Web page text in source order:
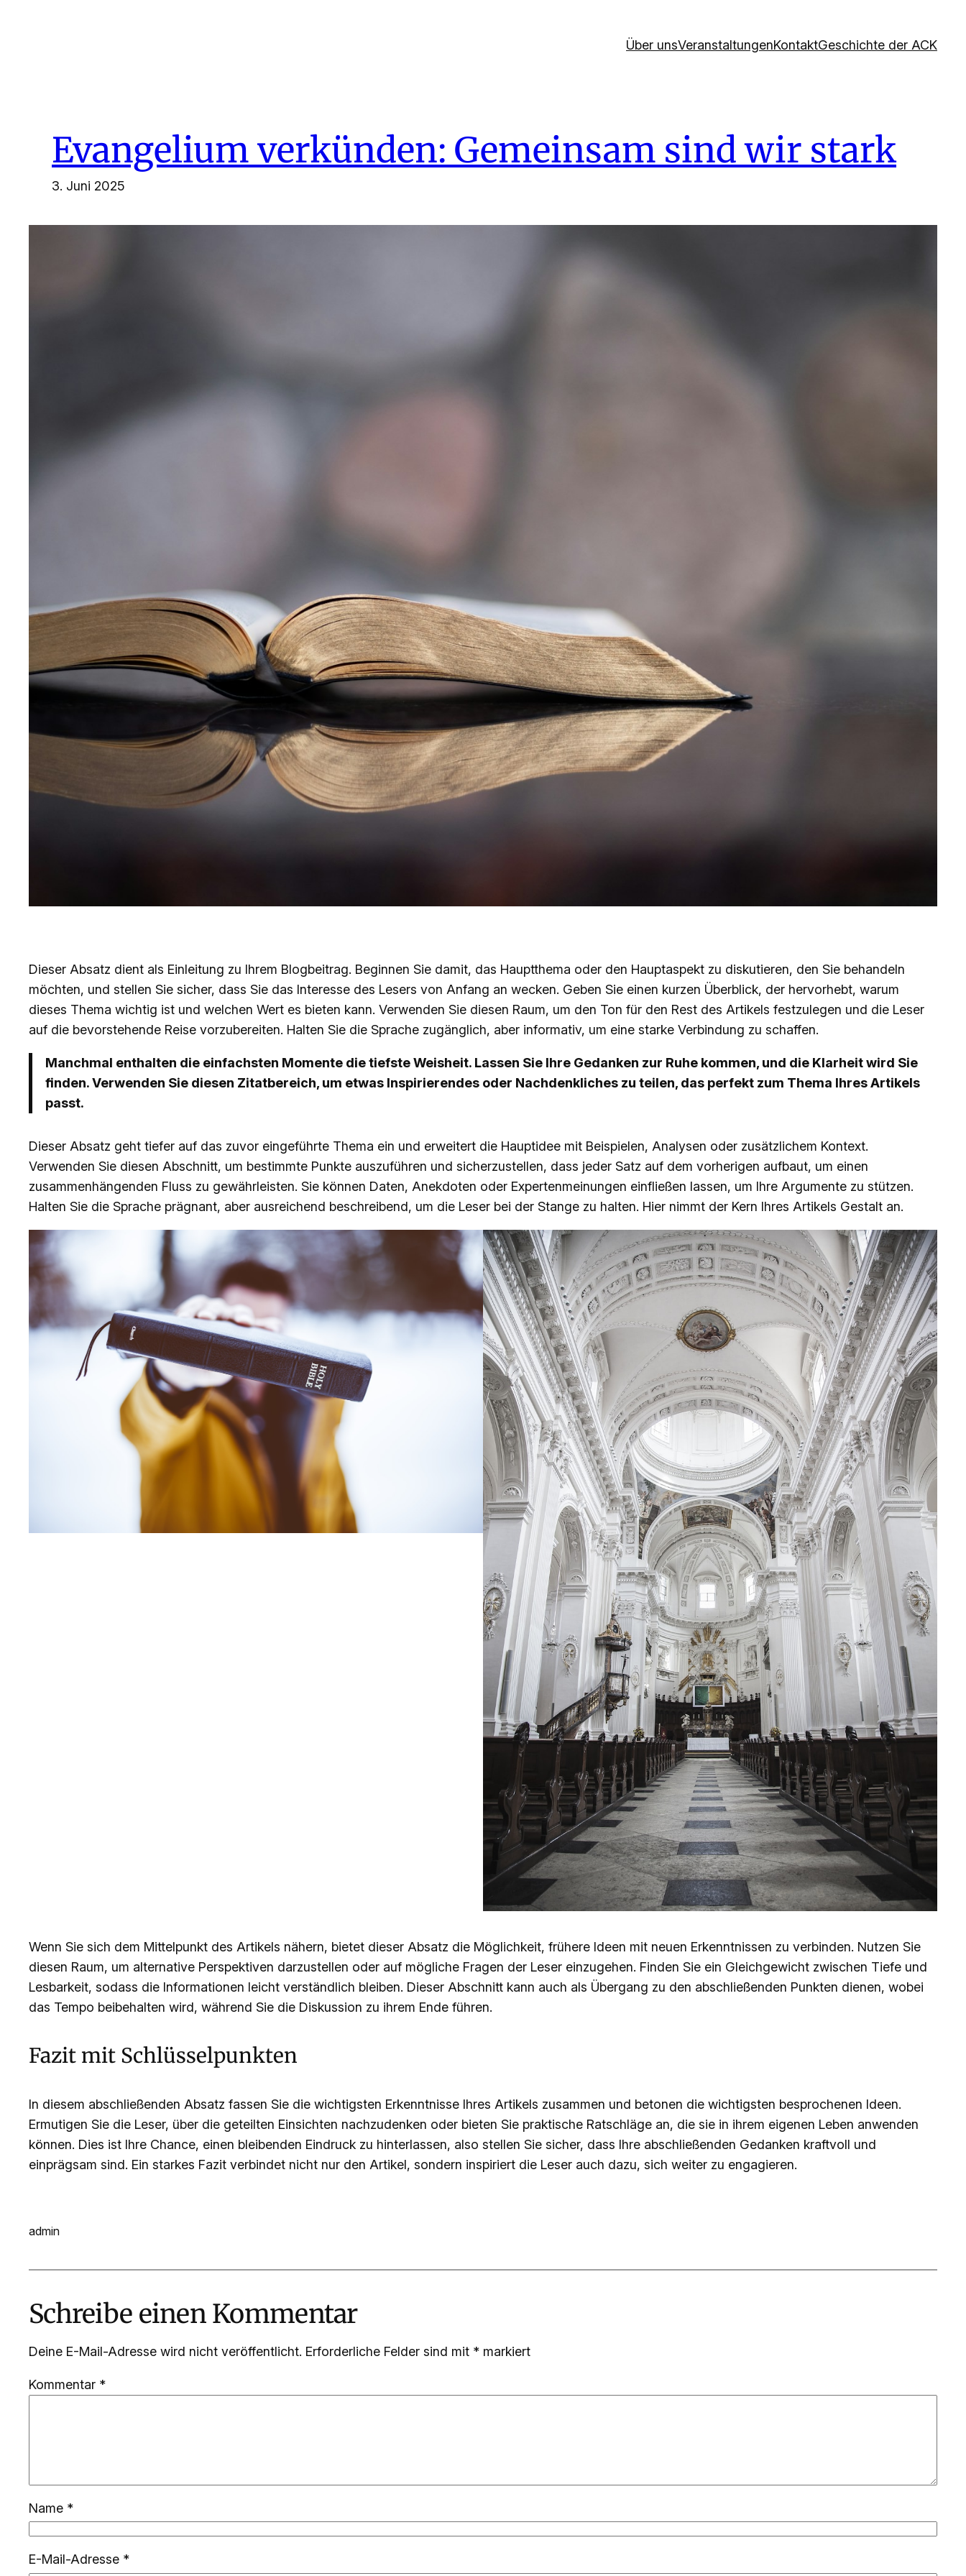
Über unsVeranstaltungenKontaktGeschichte der ACK
Evangelium verkünden: Gemeinsam sind wir stark
3. Juni 2025
Dieser Absatz dient als Einleitung zu Ihrem Blogbeitrag. Beginnen Sie damit, das Hauptthema oder den Hauptaspekt zu diskutieren, den Sie behandeln
möchten, und stellen Sie sicher, dass Sie das Interesse des Lesers von Anfang an wecken. Geben Sie einen kurzen Überblick, der hervorhebt, warum
dieses Thema wichtig ist und welchen Wert es bieten kann. Verwenden Sie diesen Raum, um den Ton für den Rest des Artikels festzulegen und die Leser
auf die bevorstehende Reise vorzubereiten. Halten Sie die Sprache zugänglich, aber informativ, um eine starke Verbindung zu schaffen.
Manchmal enthalten die einfachsten Momente die tiefste Weisheit. Lassen Sie Ihre Gedanken zur Ruhe kommen, und die Klarheit wird Sie
finden. Verwenden Sie diesen Zitatbereich, um etwas Inspirierendes oder Nachdenkliches zu teilen, das perfekt zum Thema Ihres Artikels
passt.
Dieser Absatz geht tiefer auf das zuvor eingeführte Thema ein und erweitert die Hauptidee mit Beispielen, Analysen oder zusätzlichem Kontext.
Verwenden Sie diesen Abschnitt, um bestimmte Punkte auszuführen und sicherzustellen, dass jeder Satz auf dem vorherigen aufbaut, um einen
zusammenhängenden Fluss zu gewährleisten. Sie können Daten, Anekdoten oder Expertenmeinungen einfließen lassen, um Ihre Argumente zu stützen.
Halten Sie die Sprache prägnant, aber ausreichend beschreibend, um die Leser bei der Stange zu halten. Hier nimmt der Kern Ihres Artikels Gestalt an.
Wenn Sie sich dem Mittelpunkt des Artikels nähern, bietet dieser Absatz die Möglichkeit, frühere Ideen mit neuen Erkenntnissen zu verbinden. Nutzen Sie
diesen Raum, um alternative Perspektiven darzustellen oder auf mögliche Fragen der Leser einzugehen. Finden Sie ein Gleichgewicht zwischen Tiefe und
Lesbarkeit, sodass die Informationen leicht verständlich bleiben. Dieser Abschnitt kann auch als Übergang zu den abschließenden Punkten dienen, wobei
das Tempo beibehalten wird, während Sie die Diskussion zu ihrem Ende führen.
Fazit mit Schlüsselpunkten
In diesem abschließenden Absatz fassen Sie die wichtigsten Erkenntnisse Ihres Artikels zusammen und betonen die wichtigsten besprochenen Ideen.
Ermutigen Sie die Leser, über die geteilten Einsichten nachzudenken oder bieten Sie praktische Ratschläge an, die sie in ihrem eigenen Leben anwenden
können. Dies ist Ihre Chance, einen bleibenden Eindruck zu hinterlassen, also stellen Sie sicher, dass Ihre abschließenden Gedanken kraftvoll und
einprägsam sind. Ein starkes Fazit verbindet nicht nur den Artikel, sondern inspiriert die Leser auch dazu, sich weiter zu engagieren.
admin
Schreibe einen Kommentar
Deine E-Mail-Adresse wird nicht veröffentlicht. Erforderliche Felder sind mit * markiert
Kommentar *
Name *
E-Mail-Adresse *